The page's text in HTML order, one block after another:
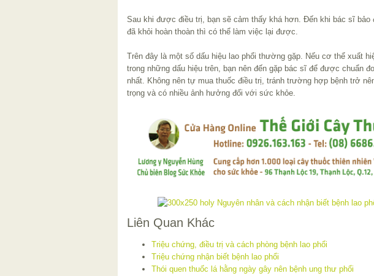
Sau khi được điều trị, bạn sẽ cảm thấy khá hơn. Đến khi bác sĩ bảo
đã khỏi hoàn thoàn thì có thể làm việc lại được.
Trên đây là một số dấu hiệu lao phổi thường gặp. Nếu cơ thể xuất
trong những dấu hiệu trên, bạn nên đến gặp bác sĩ để được chuẩn
nhất. Không nên tự mua thuốc điều trị, tránh trường hợp bệnh trở
trọng và có nhiều ảnh hưởng đối với sức khỏe.
Liên Quan Khác
Triệu chứng, điều trị và cách phòng bệnh lao phổi
Triệu chứng nhận biết bệnh lao phổi
Thói quen thuốc lá hằng ngày gây nên bệnh ung thư phổi